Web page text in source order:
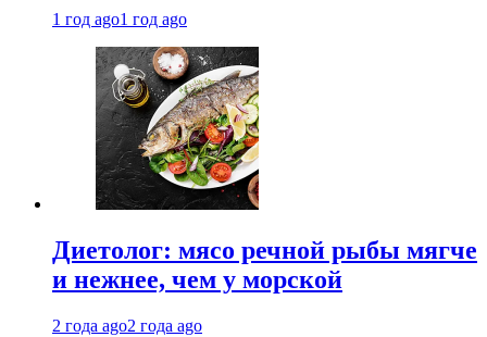
1 год ago1 год ago
Диетолог: мясо речной рыбы мягче
и нежнее, чем у морской
2 года ago2 года ago